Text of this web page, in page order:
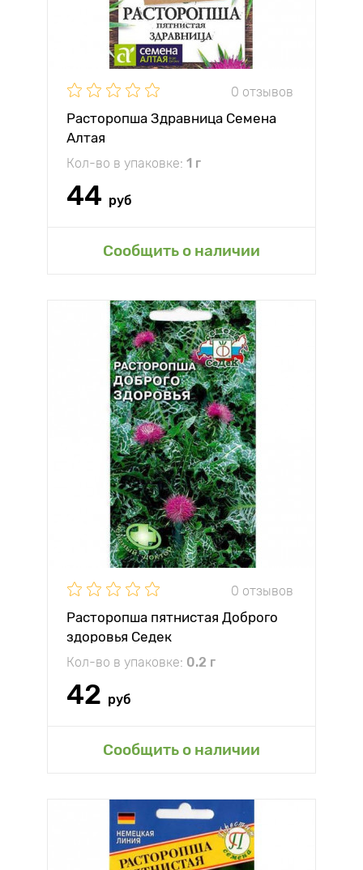
0 отзывов
Расторопша Здравница Семена
Алтая
Кол-во в упаковке: 1 г
44 руб
Сообщить о наличии
0 отзывов
Расторопша пятнистая Доброго
здоровья Седек
Кол-во в упаковке: 0.2 г
42 руб
Сообщить о наличии